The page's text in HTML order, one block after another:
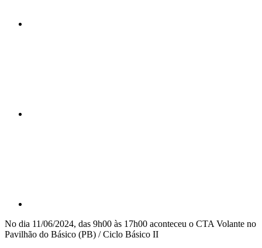
No dia 11/06/2024, das 9h00 às 17h00 aconteceu o CTA Volante no
Pavilhão do Básico (PB) / Ciclo Básico II